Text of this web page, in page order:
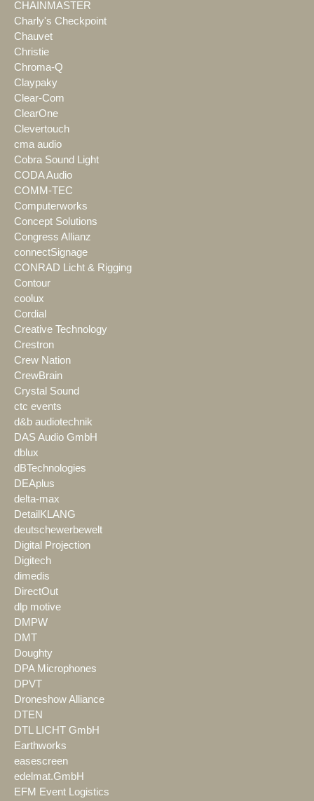
CHAINMASTER
Charly's Checkpoint
Chauvet
Christie
Chroma-Q
Claypaky
Clear-Com
ClearOne
Clevertouch
cma audio
Cobra Sound Light
CODA Audio
COMM-TEC
Computerworks
Concept Solutions
Congress Allianz
connectSignage
CONRAD Licht & Rigging
Contour
coolux
Cordial
Creative Technology
Crestron
Crew Nation
CrewBrain
Crystal Sound
ctc events
d&b audiotechnik
DAS Audio GmbH
dblux
dBTechnologies
DEAplus
delta-max
DetailKLANG
deutschewerbewelt
Digital Projection
Digitech
dimedis
DirectOut
dlp motive
DMPW
DMT
Doughty
DPA Microphones
DPVT
Droneshow Alliance
DTEN
DTL LICHT GmbH
Earthworks
easescreen
edelmat.GmbH
EFM Event Logistics